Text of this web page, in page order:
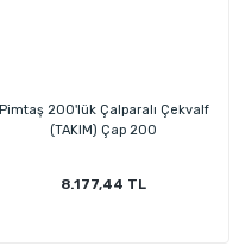
Pimtaş 200'lük Çalparalı Çekvalf
(TAKIM) Çap 200
8.177,44 TL